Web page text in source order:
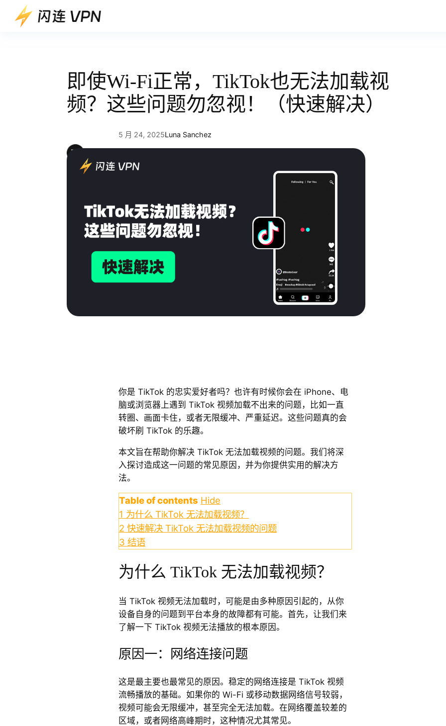
即使Wi-Fi正常，TikTok也无法加载视
频？这些问题勿忽视！（快速解决）
5 月 24, 2025Luna Sanchez
你是 TikTok 的忠实爱好者吗？也许有时候你会在 iPhone、电
脑或浏览器上遇到 TikTok 视频加载不出来的问题，比如一直
转圈、画面卡住，或者无限缓冲、严重延迟。这些问题真的会
破坏刷 TikTok 的乐趣。
本文旨在帮助你解决 TikTok 无法加载视频的问题。我们将深
入探讨造成这一问题的常见原因，并为你提供实用的解决方
法。
Table of contents Hide
1 为什么 TikTok 无法加载视频？
2 快速解决 TikTok 无法加载视频的问题
3 结语
为什么 TikTok 无法加载视频？
当 TikTok 视频无法加载时，可能是由多种原因引起的，从你
设备自身的问题到平台本身的故障都有可能。首先，让我们来
了解一下 TikTok 视频无法播放的根本原因。
原因一：网络连接问题
这是最主要也最常见的原因。稳定的网络连接是 TikTok 视频
流畅播放的基础。如果你的 Wi-Fi 或移动数据网络信号较弱，
视频可能会无限缓冲，甚至完全无法加载。在网络覆盖较差的
区域，或者网络高峰期时，这种情况尤其常见。